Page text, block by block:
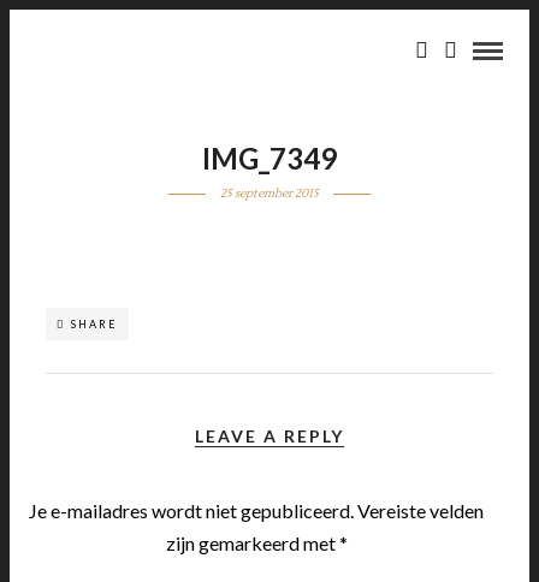
IMG_7349
25 september 2015
SHARE
LEAVE A REPLY
Je e-mailadres wordt niet gepubliceerd.Vereiste velden
zijn gemarkeerd met*